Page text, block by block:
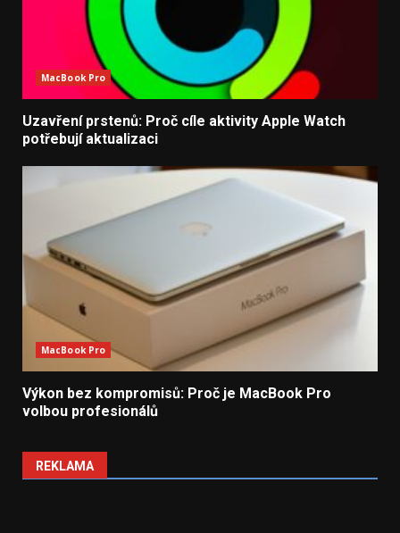
MacBook Pro
Uzavření prstenů: Proč cíle aktivity Apple Watch
potřebují aktualizaci
MacBook Pro
Výkon bez kompromisů: Proč je MacBook Pro
volbou profesionálů
REKLAMA